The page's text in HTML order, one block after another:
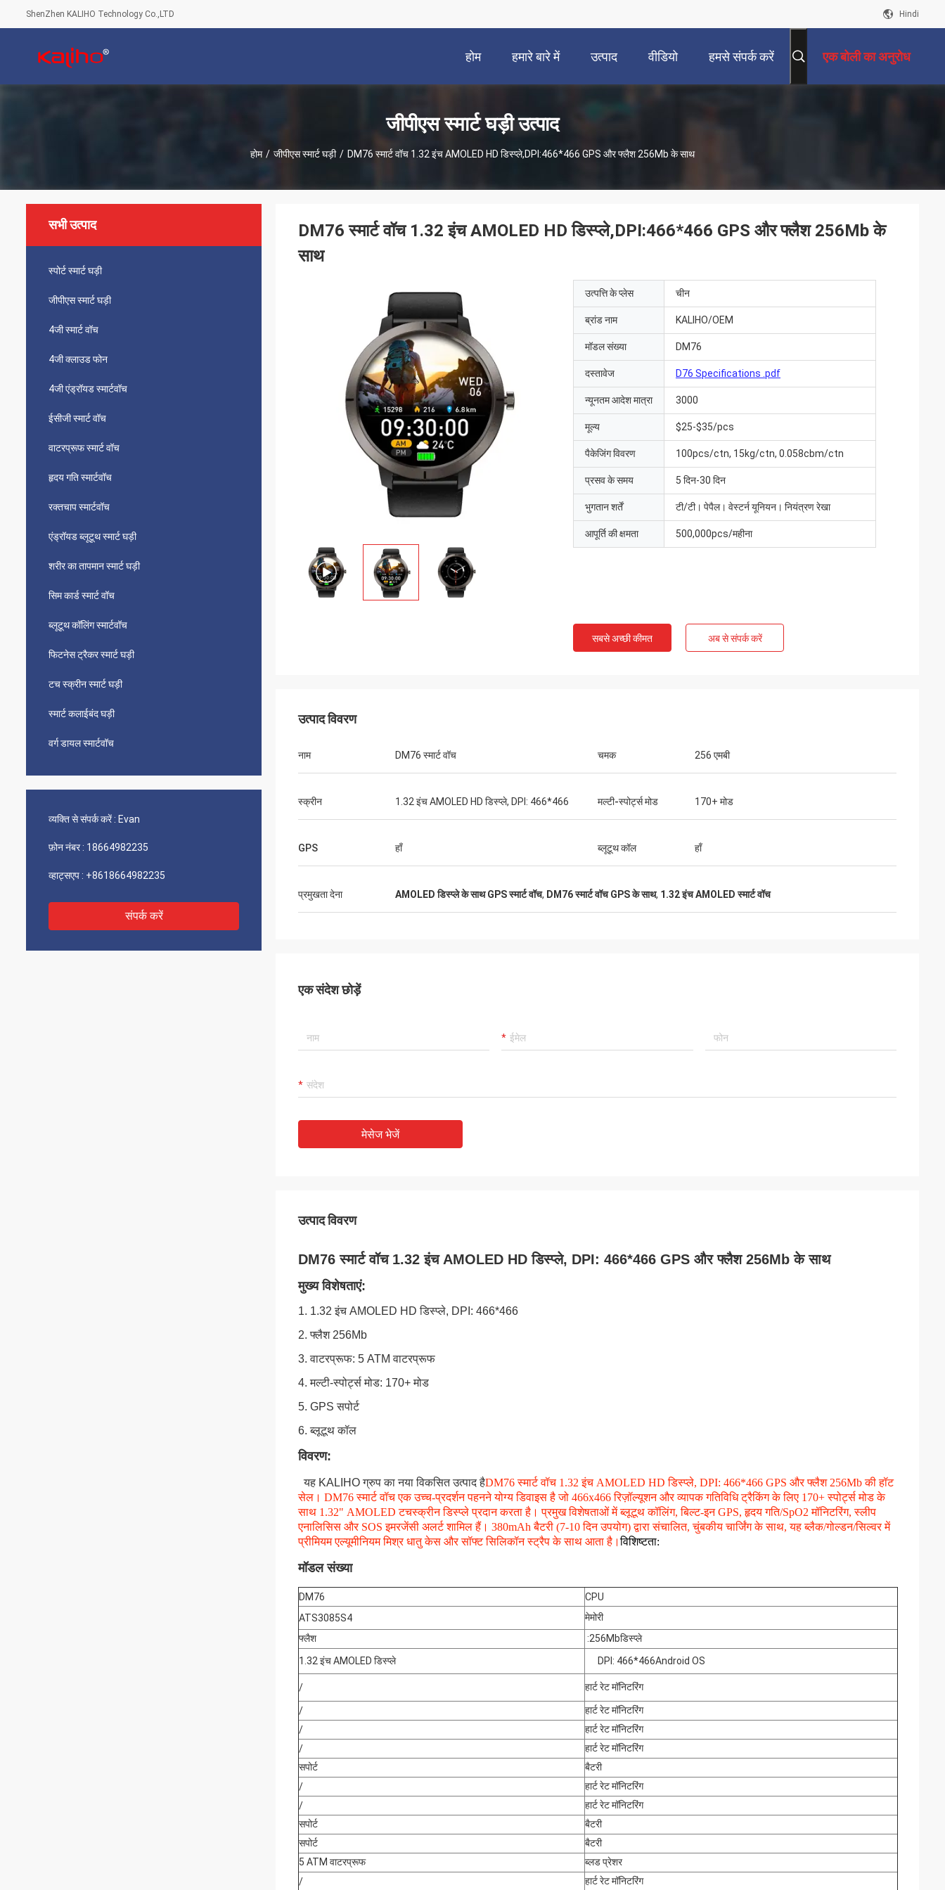
ShenZhen KALIHO Technology Co.,LTD Hindi
होम हमारे बारे में उत्पाद वीडियो हमसे संपर्क करें एक बोली का अनुरोध
जीपीएस स्मार्ट घड़ी उत्पाद
होम / जीपीएस स्मार्ट घड़ी / DM76 स्मार्ट वॉच 1.32 इंच AMOLED HD डिस्प्ले,DPI:466*466 GPS और फ्लैश 256Mb के साथ
सभी उत्पाद
स्पोर्ट स्मार्ट घड़ी
जीपीएस स्मार्ट घड़ी
4जी स्मार्ट वॉच
4जी क्लाउड फोन
4जी एंड्रॉयड स्मार्टवॉच
ईसीजी स्मार्ट वॉच
वाटरप्रूफ स्मार्ट वॉच
हृदय गति स्मार्टवॉच
रक्तचाप स्मार्टवॉच
एंड्रॉयड ब्लूटूथ स्मार्ट घड़ी
शरीर का तापमान स्मार्ट घड़ी
सिम कार्ड स्मार्ट वॉच
ब्लूटूथ कॉलिंग स्मार्टवॉच
फिटनेस ट्रैकर स्मार्ट घड़ी
टच स्क्रीन स्मार्ट घड़ी
स्मार्ट कलाईबंद घड़ी
वर्ग डायल स्मार्टवॉच
व्यक्ति से संपर्क करें : Evan
फ़ोन नंबर : 18664982235
व्हाट्सएप : +8618664982235
संपर्क करें
DM76 स्मार्ट वॉच 1.32 इंच AMOLED HD डिस्प्ले,DPI:466*466 GPS और फ्लैश 256Mb के
साथ
उत्पत्ति के प्लेस चीन
ब्रांड नाम KALIHO/OEM
मॉडल संख्या DM76
दस्तावेज D76 Specifications .pdf
न्यूनतम आदेश मात्रा 3000
मूल्य $25-$35/pcs
पैकेजिंग विवरण 100pcs/ctn, 15kg/ctn, 0.058cbm/ctn
प्रसव के समय 5 दिन-30 दिन
भुगतान शर्तें टी/टी। पेपैल। वेस्टर्न यूनियन। नियंत्रण रेखा
आपूर्ति की क्षमता 500,000pcs/महीना
सबसे अच्छी कीमत अब से संपर्क करें
उत्पाद विवरण
नाम DM76 स्मार्ट वॉच चमक 256 एमबी
स्क्रीन 1.32 इंच AMOLED HD डिस्प्ले, DPI: 466*466 मल्टी-स्पोर्ट्स मोड 170+ मोड
GPS हाँ ब्लूटूथ कॉल हाँ
प्रमुखता देना AMOLED डिस्प्ले के साथ GPS स्मार्ट वॉच, DM76 स्मार्ट वॉच GPS के साथ, 1.32 इंच AMOLED स्मार्ट वॉच
एक संदेश छोड़ें
मेसेज भेजें
उत्पाद विवरण
DM76 स्मार्ट वॉच 1.32 इंच AMOLED HD डिस्प्ले, DPI: 466*466 GPS और फ्लैश 256Mb के साथ
मुख्य विशेषताएं:
1. 1.32 इंच AMOLED HD डिस्प्ले, DPI: 466*466
2. फ्लैश 256Mb
3. वाटरप्रूफ: 5 ATM वाटरप्रूफ
4. मल्टी-स्पोर्ट्स मोड: 170+ मोड
5. GPS सपोर्ट
6. ब्लूटूथ कॉल
विवरण:
यह KALIHO ग्रुप का नया विकसित उत्पाद हैDM76 स्मार्ट वॉच 1.32 इंच AMOLED HD डिस्प्ले, DPI: 466*466 GPS और फ्लैश 256Mb की हॉट
सेल। DM76 स्मार्ट वॉच एक उच्च-प्रदर्शन पहनने योग्य डिवाइस है जो 466x466 रिज़ॉल्यूशन और व्यापक गतिविधि ट्रैकिंग के लिए 170+ स्पोर्ट्स मोड के
साथ 1.32" AMOLED टचस्क्रीन डिस्प्ले प्रदान करता है। प्रमुख विशेषताओं में ब्लूटूथ कॉलिंग, बिल्ट-इन GPS, हृदय गति/SpO2 मॉनिटरिंग, स्लीप
एनालिसिस और SOS इमरजेंसी अलर्ट शामिल हैं। 380mAh बैटरी (7-10 दिन उपयोग) द्वारा संचालित, चुंबकीय चार्जिंग के साथ, यह ब्लैक/गोल्डन/सिल्वर में
प्रीमियम एल्यूमीनियम मिश्र धातु केस और सॉफ्ट सिलिकॉन स्ट्रैप के साथ आता है।विशिष्टता:
मॉडल संख्या
DM76
CPU
ATS3085S4
मेमोरी
फ्लैश
:256Mbडिस्प्ले
1.32 इंच AMOLED डिस्प्ले
DPI: 466*466Android OS
/ हार्ट रेट मॉनिटरिंग
/
हार्ट रेट मॉनिटरिंग
/
हार्ट रेट मॉनिटरिंग
/
हार्ट रेट मॉनिटरिंग
सपोर्ट
बैटरी
/
हार्ट रेट मॉनिटरिंग
/
हार्ट रेट मॉनिटरिंग
सपोर्ट
बैटरी
सपोर्ट
बैटरी
5 ATM वाटरप्रूफ
ब्लड प्रेशर
/
हार्ट रेट मॉनिटरिंग